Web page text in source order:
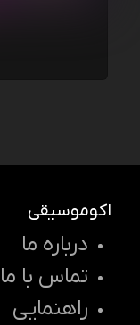
اکوموسیقی
درباره ما
تماس با ما
راهنمایی